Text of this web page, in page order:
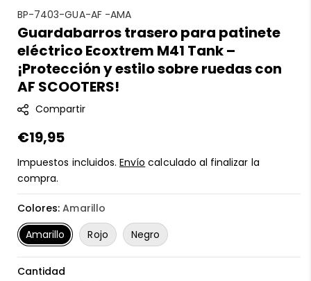
S
K
U
:
BP-7403-GUA-AF -AMA
Guardabarros trasero para patinete
eléctrico Ecoxtrem M41 Tank –
¡Protección y estilo sobre ruedas con
AF SCOOTERS!
Compartir
Precio
regular
€19,95
Impuestos incluidos.Envío calculado al finalizar la
compra.
Colores:Amarillo
Amarillo
Rojo Negro
Cantidad